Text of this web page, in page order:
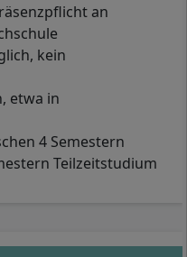
an
kein
etwa in
4 Semestern
Teilzeitstudium